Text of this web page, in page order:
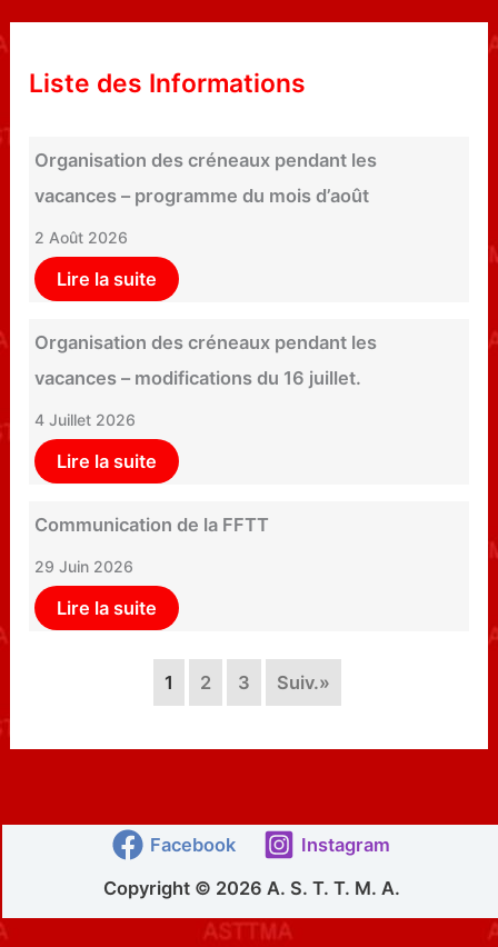
Liste des Informations
Organisation des créneaux pendant les
vacances – programme du mois d’août
2 Août 2026
Lire la suite
Organisation des créneaux pendant les
vacances – modifications du 16 juillet.
4 Juillet 2026
Lire la suite
Communication de la FFTT
29 Juin 2026
Lire la suite
1 2 3 Suiv.»
Facebook
Instagram
Copyright © 2026 A. S. T. T. M. A.